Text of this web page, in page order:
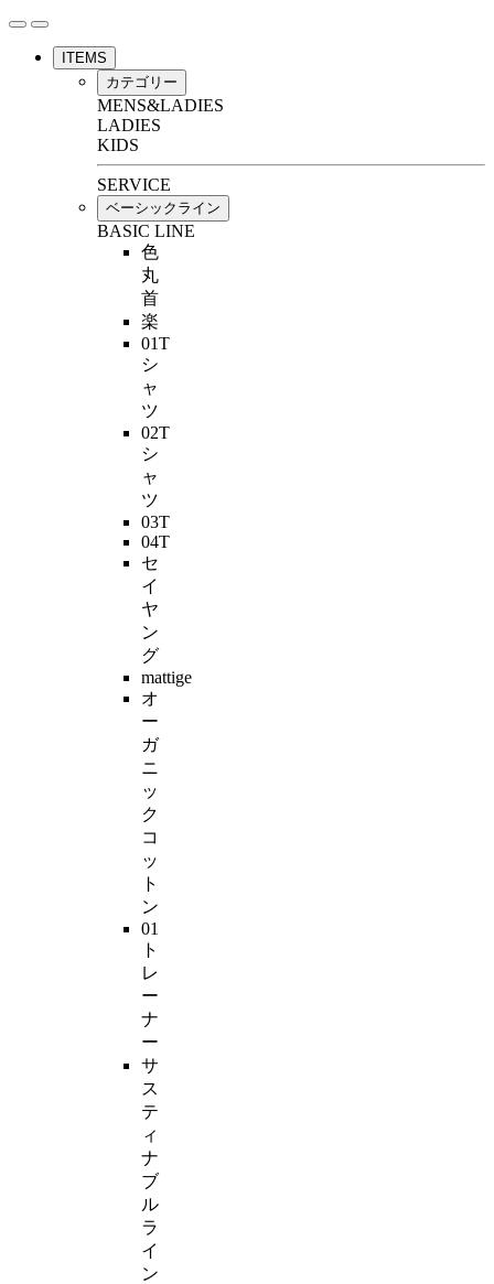
ITEMS
カテゴリー
MENS&LADIES
LADIES
KIDS
SERVICE
ベーシックライン
BASIC LINE
色
丸
首
楽
01T
シ
ャ
ツ
02T
シ
ャ
ツ
03T
04T
セ
イ
ヤ
ン
グ
mattige
オ
ー
ガ
ニ
ッ
ク
コ
ッ
ト
ン
01
ト
レ
ー
ナ
ー
サ
ス
テ
ィ
ナ
ブ
ル
ラ
イ
ン